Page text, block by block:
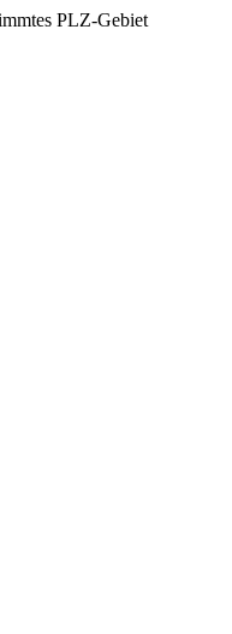
PLZ-Gebiet